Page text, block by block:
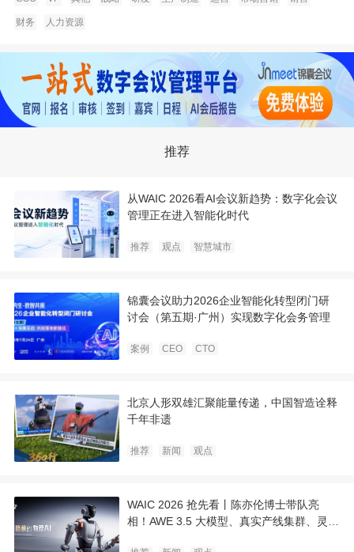
财务 人力资源
推荐
从WAIC 2026看AI会议新趋势：数字化会议
管理正在进入智能化时代
推荐 观点 智慧城市
锦囊会议助力2026企业智能化转型闭门研
讨会（第五期·广州）实现数字化会务管理
案例 CEO CTO
北京人形双雄汇聚能量传递，中国智造诠释
千年非遗
推荐 新闻 观点
WAIC 2026 抢先看丨陈亦伦博士带队亮
相！AWE 3.5 大模型、真实产线集群、灵巧